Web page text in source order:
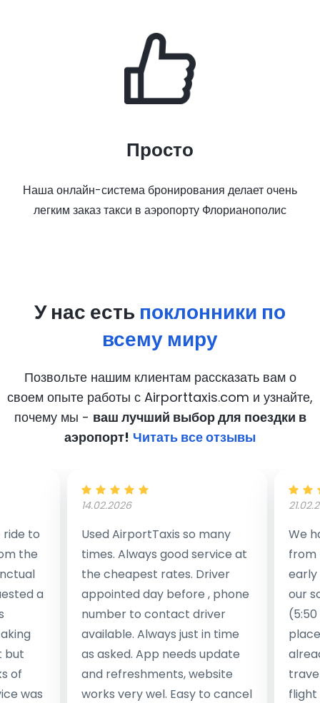
Просто
Наша онлайн-система бронирования делает очень
легким заказ такси в аэропорту Флорианополис
У нас есть поклонники по
всему миру
Позвольте нашим клиентам рассказать вам о
своем опыте работы с Airporttaxis.com и узнайте,
почему мы - ваш лучший выбор для поездки в
аэропорт! Читать все отзывы
to
the
a
but
of
was
14.02.2026
Used AirportTaxis so many
times. Always good service at
the cheapest rates. Driver
appointed day before , phone
number to contact driver
available. Always just in time
as asked. App needs update
and refreshments, website
works very wel. Easy to cancel
We
from
early
our
flight